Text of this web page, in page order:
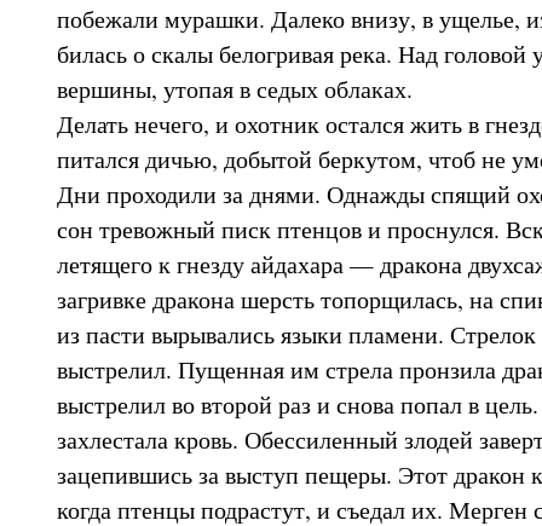
побежали мурашки. Далеко внизу, в ущелье,
билась о скалы белогривая река. Над головой
вершины, утопая в седых облаках.
Делать нечего, и охотник остался жить в
питался дичью, добытой беркутом, чтоб не
Дни проходили за днями. Однажды спящий
сон тревожный писк птенцов и проснулся.
летящего к гнезду айдахара — дракона
загривке дракона шерсть топорщилась, на
из пасти вырывались языки пламени. Стрелок
выстрелил. Пущенная им стрела пронзила
выстрелил во второй раз и снова попал в
захлестала кровь. Обессиленный злодей
зацепившись за выступ пещеры. Этот дракон
когда птенцы подрастут, и съедал их. Мерген